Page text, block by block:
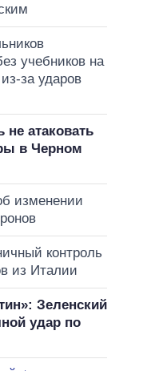
учебников на
за ударов
не атаковать
в Черном
изменении
контроль
из Италии
Зеленский
удар по